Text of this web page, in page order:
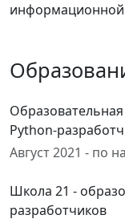
информационной
Python-
Август 2021 - по
Школа 21 -
разработчиков